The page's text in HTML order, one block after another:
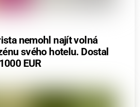
nemohl najít volná
svého hotelu. Dostal
EUR